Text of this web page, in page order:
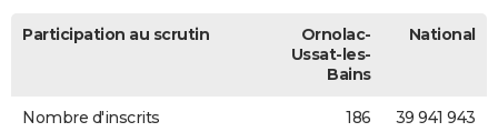
Participation au scrutin
Ornolac-
Ussat-les-
Bains
National
Nombre d'inscrits 186 39 941 943